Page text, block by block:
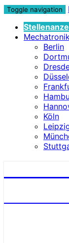
Toggle navigation
Berlin
Köln